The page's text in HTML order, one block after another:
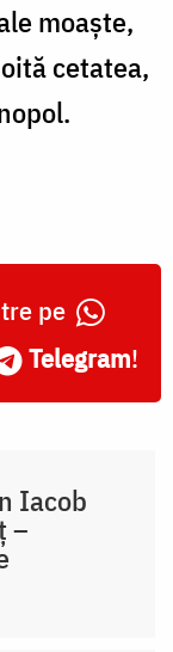
moaște,
cetatea,
pe
Telegram!
Iacob
–